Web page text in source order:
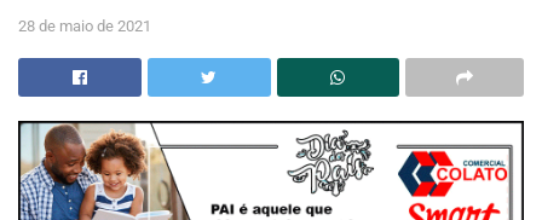
28 de maio de 2021